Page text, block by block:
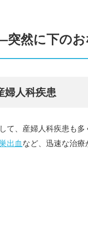
然に下のお
人科疾患
て、産婦人科疾患も
出血 など、迅速な治